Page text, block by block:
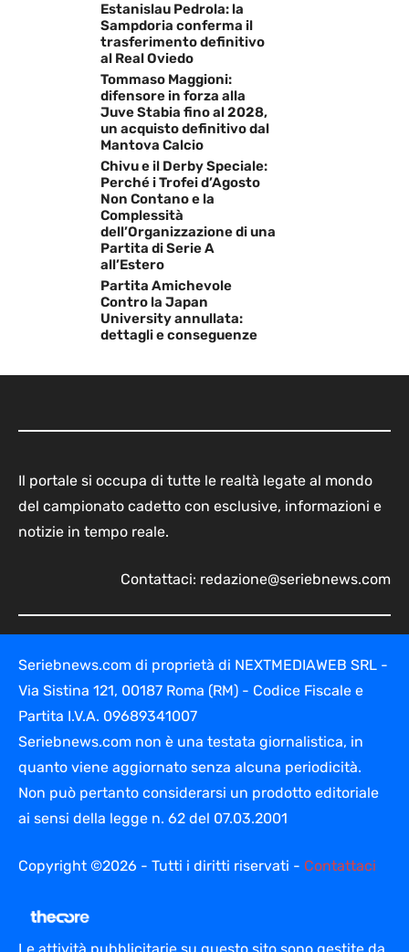
Estanislau Pedrola: la
Sampdoria conferma il
trasferimento definitivo
al Real Oviedo
Tommaso Maggioni:
difensore in forza alla
Juve Stabia fino al 2028,
un acquisto definitivo dal
Mantova Calcio
Chivu e il Derby Speciale:
Perché i Trofei d’Agosto
Non Contano e la
Complessità
dell’Organizzazione di una
Partita di Serie A
all’Estero
Partita Amichevole
Contro la Japan
University annullata:
dettagli e conseguenze
Il portale si occupa di tutte le realtà legate al mondo
del campionato cadetto con esclusive, informazioni e
notizie in tempo reale.
Contattaci: redazione@seriebnews.com
Seriebnews.com di proprietà di NEXTMEDIAWEB SRL -
Via Sistina 121, 00187 Roma (RM) - Codice Fiscale e
Partita I.V.A. 09689341007
Seriebnews.com non è una testata giornalistica, in
quanto viene aggiornato senza alcuna periodicità.
Non può pertanto considerarsi un prodotto editoriale
ai sensi della legge n. 62 del 07.03.2001
Copyright ©2026 - Tutti i diritti riservati - Contattaci